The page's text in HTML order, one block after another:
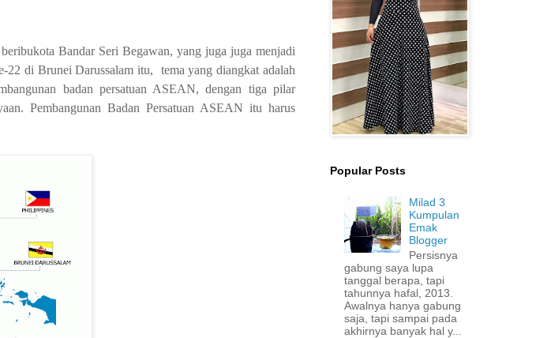
Bandar Seri Begawan, yang juga juga menjadi
di Brunei Darussalam itu, tema yang diangkat adalah
badan persatuan ASEAN, dengan tiga pilar
Pembangunan Badan Persatuan ASEAN itu harus
Popular Posts
Milad 3
Kumpulan
Emak
Blogger
Persisnya
gabung saya lupa
tanggal berapa, tapi
tahunnya hafal, 2013.
Awalnya hanya gabung
saja, tapi sampai pada
akhirnya banyak hal y...